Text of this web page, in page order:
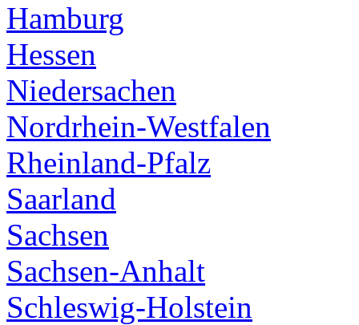
Hamburg
Hessen
Niedersachen
Nordrhein-Westfalen
Rheinland-Pfalz
Saarland
Sachsen
Sachsen-Anhalt
Schleswig-Holstein